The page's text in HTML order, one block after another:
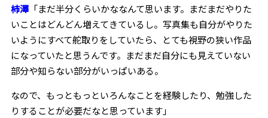
柿澤「まだ半分くらいかななんて思います。まだまだやりた
いことはどんどん増えてきているし。写真集も自分がやりた
いようにすべて舵取りをしていたら、とても視野の狭い作品
になっていたと思うんです。まだまだ自分にも見えていない
部分や知らない部分がいっぱいある。
なので、もっともっといろんなことを経験したり、勉強した
りすることが必要だなと思っています」